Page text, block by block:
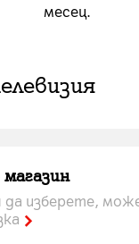
месец.
изберете,